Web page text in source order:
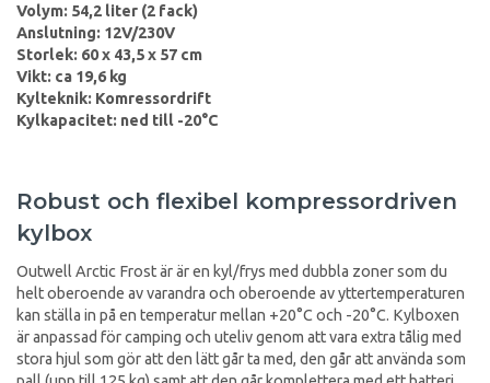
Volym: 54,2 liter (2 fack)
Anslutning: 12V/230V
Storlek: 60 x 43,5 x 57 cm
Vikt: ca 19,6 kg
Kylteknik: Komressordrift
Kylkapacitet: ned till -20°C
Robust och flexibel kompressordriven
kylbox
Outwell Arctic Frost är är en kyl/frys med dubbla zoner som du
helt oberoende av varandra och oberoende av yttertemperaturen
kan ställa in på en temperatur mellan +20°C och -20°C. Kylboxen
är anpassad för camping och uteliv genom att vara extra tålig med
stora hjul som gör att den lätt går ta med, den går att använda som